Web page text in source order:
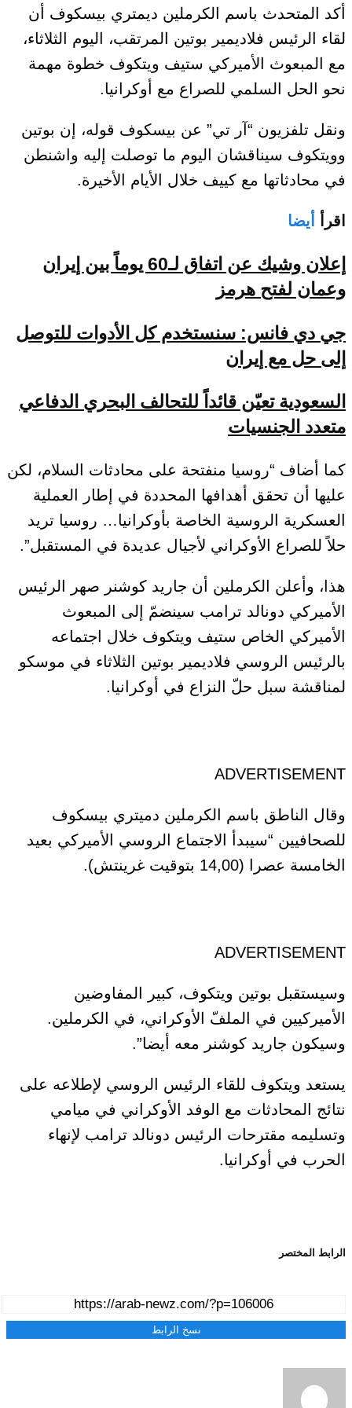
أكد المتحدث باسم الكرملين ديمتري بيسكوف أن
لقاء الرئيس فلاديمير بوتين المرتقب، اليوم الثلاثاء،
مع المبعوث الأميركي ستيف ويتكوف خطوة مهمة
نحو الحل السلمي للصراع مع أوكرانيا.
ونقل تلفزيون “آر تي” عن بيسكوف قوله، إن بوتين
وويتكوف سيناقشان اليوم ما توصلت إليه واشنطن
في محادثاتها مع كييف خلال الأيام الأخيرة.
اقرأ أيضا
إعلان وشيك عن اتفاق لـ60 يوماً بين إيران
وعمان لفتح هرمز
جي دي فانس: سنستخدم كل الأدوات للتوصل
إلى حل مع إيران
السعودية تعيّن قائداً للتحالف البحري الدفاعي
متعدد الجنسيات
كما أضاف “روسيا منفتحة على محادثات السلام، لكن
عليها أن تحقق أهدافها المحددة في إطار العملية
العسكرية الروسية الخاصة بأوكرانيا… روسيا تريد
حلاً للصراع الأوكراني لأجيال عديدة في المستقبل”.
هذا، وأعلن الكرملين أن جاريد كوشنر صهر الرئيس
الأميركي دونالد ترامب سينضمّ إلى المبعوث
الأميركي الخاص ستيف ويتكوف خلال اجتماعه
بالرئيس الروسي فلاديمير بوتين الثلاثاء في موسكو
لمناقشة سبل حلّ النزاع في أوكرانيا.
ADVERTISEMENT
وقال الناطق باسم الكرملين دميتري بيسكوف
للصحافيين “سيبدأ الاجتماع الروسي الأميركي بعيد
الخامسة عصرا (14,00 بتوقيت غرينتش).
ADVERTISEMENT
وسيستقبل بوتين ويتكوف، كبير المفاوضين
الأميركيين في الملفّ الأوكراني، في الكرملين.
وسيكون جاريد كوشنر معه أيضا”.
يستعد ويتكوف للقاء الرئيس الروسي لإطلاعه على
نتائج المحادثات مع الوفد الأوكراني في ميامي
وتسليمه مقترحات الرئيس دونالد ترامب لإنهاء
الحرب في أوكرانيا.
الرابط المختصر
نسخ الرابط